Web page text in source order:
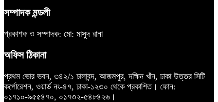
সম্পাদক মন্ডলী
প্রকাশক ও সম্পাদক: মো: মাসুদ রানা
অফিস ঠিকানা
প্রথম ভোর ভবন, ৩৪২/১ চালাবন্দ, আজমপুর, দক্ষিন খাঁন, ঢাকা উত্তর সিটি
কর্পোরেশন, ওয়ার্ড নং-৪৭, ঢাকা-১২৩০ থেকে প্রকাশিত। ফোন:
০১৭১০-৯৫৫৪৭০, ০১৭৩২-৫৪৮৪২৬।